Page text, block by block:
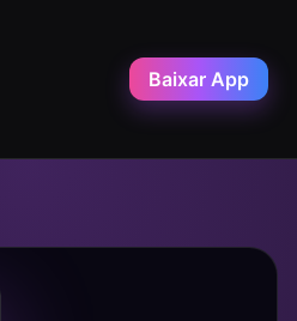
Baixar App